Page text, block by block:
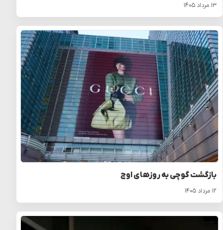
۱۳ مرداد ۱۴۰۵
بازگشت گوچی به روزهای اوج
۱۲ مرداد ۱۴۰۵